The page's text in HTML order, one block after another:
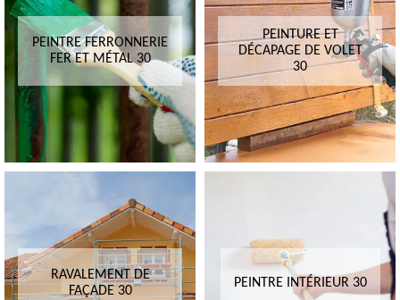
PEINTRE FERRONNERIE
FER ET MÉTAL 30
PEINTURE ET
DÉCAPAGE DE VOLET
30
RAVALEMENT DE
FAÇADE 30
PEINTRE INTÉRIEUR 30